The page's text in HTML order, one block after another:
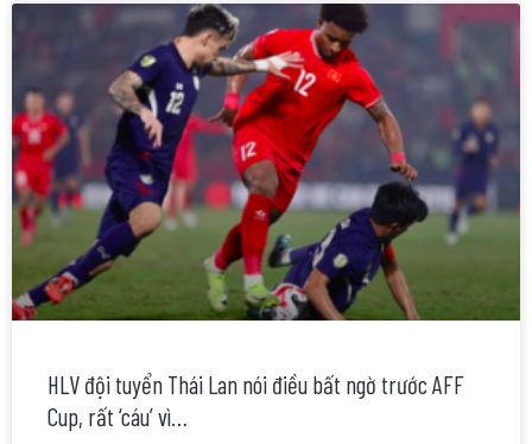
HLV đội tuyển Thái Lan nói điều bất ngờ trước AFF
Cup, rất ‘cáu’ vì…